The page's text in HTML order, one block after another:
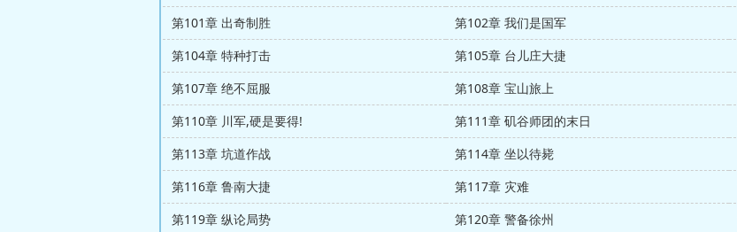
第101章 出奇制胜
第102章 我们是国军
第104章 特种打击
第105章 台儿庄大捷
第107章 绝不屈服
第108章 宝山旅上
第110章 川军,硬是要得!
第111章 矶谷师团的末日
第113章 坑道作战
第114章 坐以待毙
第116章 鲁南大捷
第117章 灾难
第119章 纵论局势
第120章 警备徐州